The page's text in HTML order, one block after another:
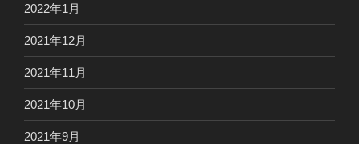
2022年1月
2021年12月
2021年11月
2021年10月
2021年9月